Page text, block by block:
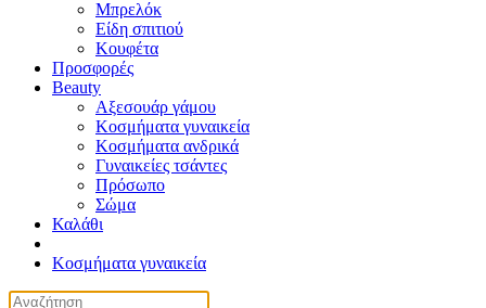
Μπρελόκ
Είδη σπιτιού
Κουφέτα
Προσφορές
Beauty
Αξεσουάρ γάμου
Κοσμήματα γυναικεία
Κοσμήματα ανδρικά
Γυναικείες τσάντες
Πρόσωπο
Σώμα
Καλάθι
Κοσμήματα γυναικεία